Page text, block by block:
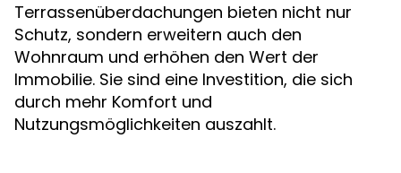
Terrassenüberdachungen bieten nicht nur
Schutz, sondern erweitern auch den
Wohnraum und erhöhen den Wert der
Immobilie. Sie sind eine Investition, die sich
durch mehr Komfort und
Nutzungsmöglichkeiten auszahlt.